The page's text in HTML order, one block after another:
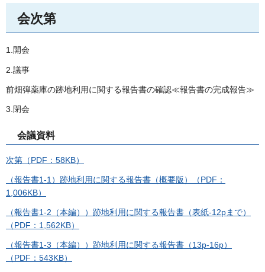
会次第
1.開会
2.議事
前畑弾薬庫の跡地利用に関する報告書の確認≪報告書の完成報告≫
3.閉会
会議資料
次第（PDF：58KB）
（報告書1-1）跡地利用に関する報告書（概要版）（PDF：
1,006KB）
（報告書1-2（本編））跡地利用に関する報告書（表紙-12pまで）
（PDF：1,562KB）
（報告書1-3（本編））跡地利用に関する報告書（13p-16p）
（PDF：543KB）